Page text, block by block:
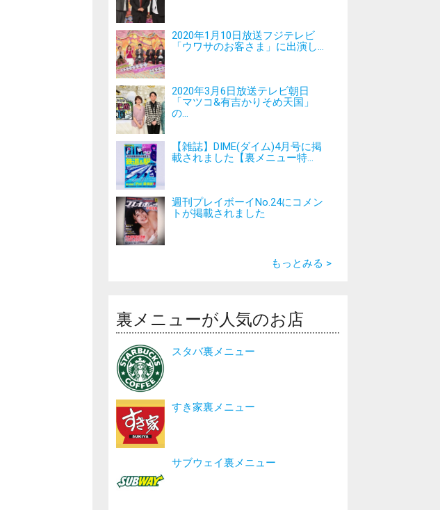
2020年1月10日放送フジテレビ
「ウワサのお客さま」に出演し...
2020年3月6日放送テレビ朝日
「マツコ&有吉かりそめ天国」
の...
【雑誌】DIME(ダイム)4月号に掲
載されました【裏メニュー特...
週刊プレイボーイNo.24にコメン
トが掲載されました
もっとみる >
裏メニューが人気のお店
スタバ裏メニュー
すき家裏メニュー
サブウェイ裏メニュー